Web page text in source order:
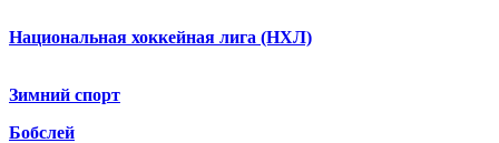
Национальная хоккейная лига (НХЛ)
Зимний спорт
Бобслей